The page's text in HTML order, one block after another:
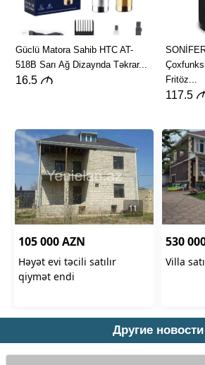
Другие новости